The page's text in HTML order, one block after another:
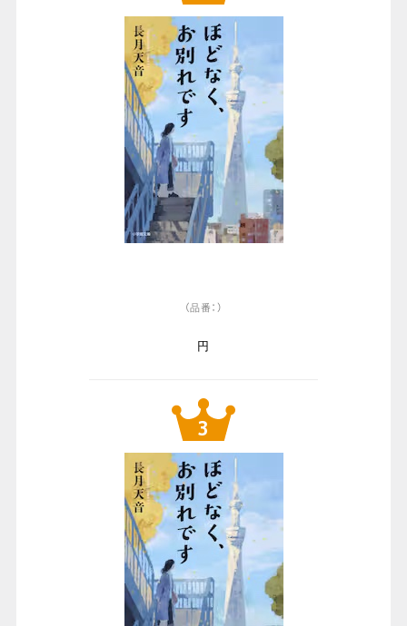
（品番：）
円